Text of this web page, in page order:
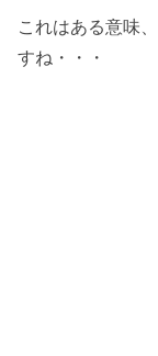
これはある意味
すね・・・